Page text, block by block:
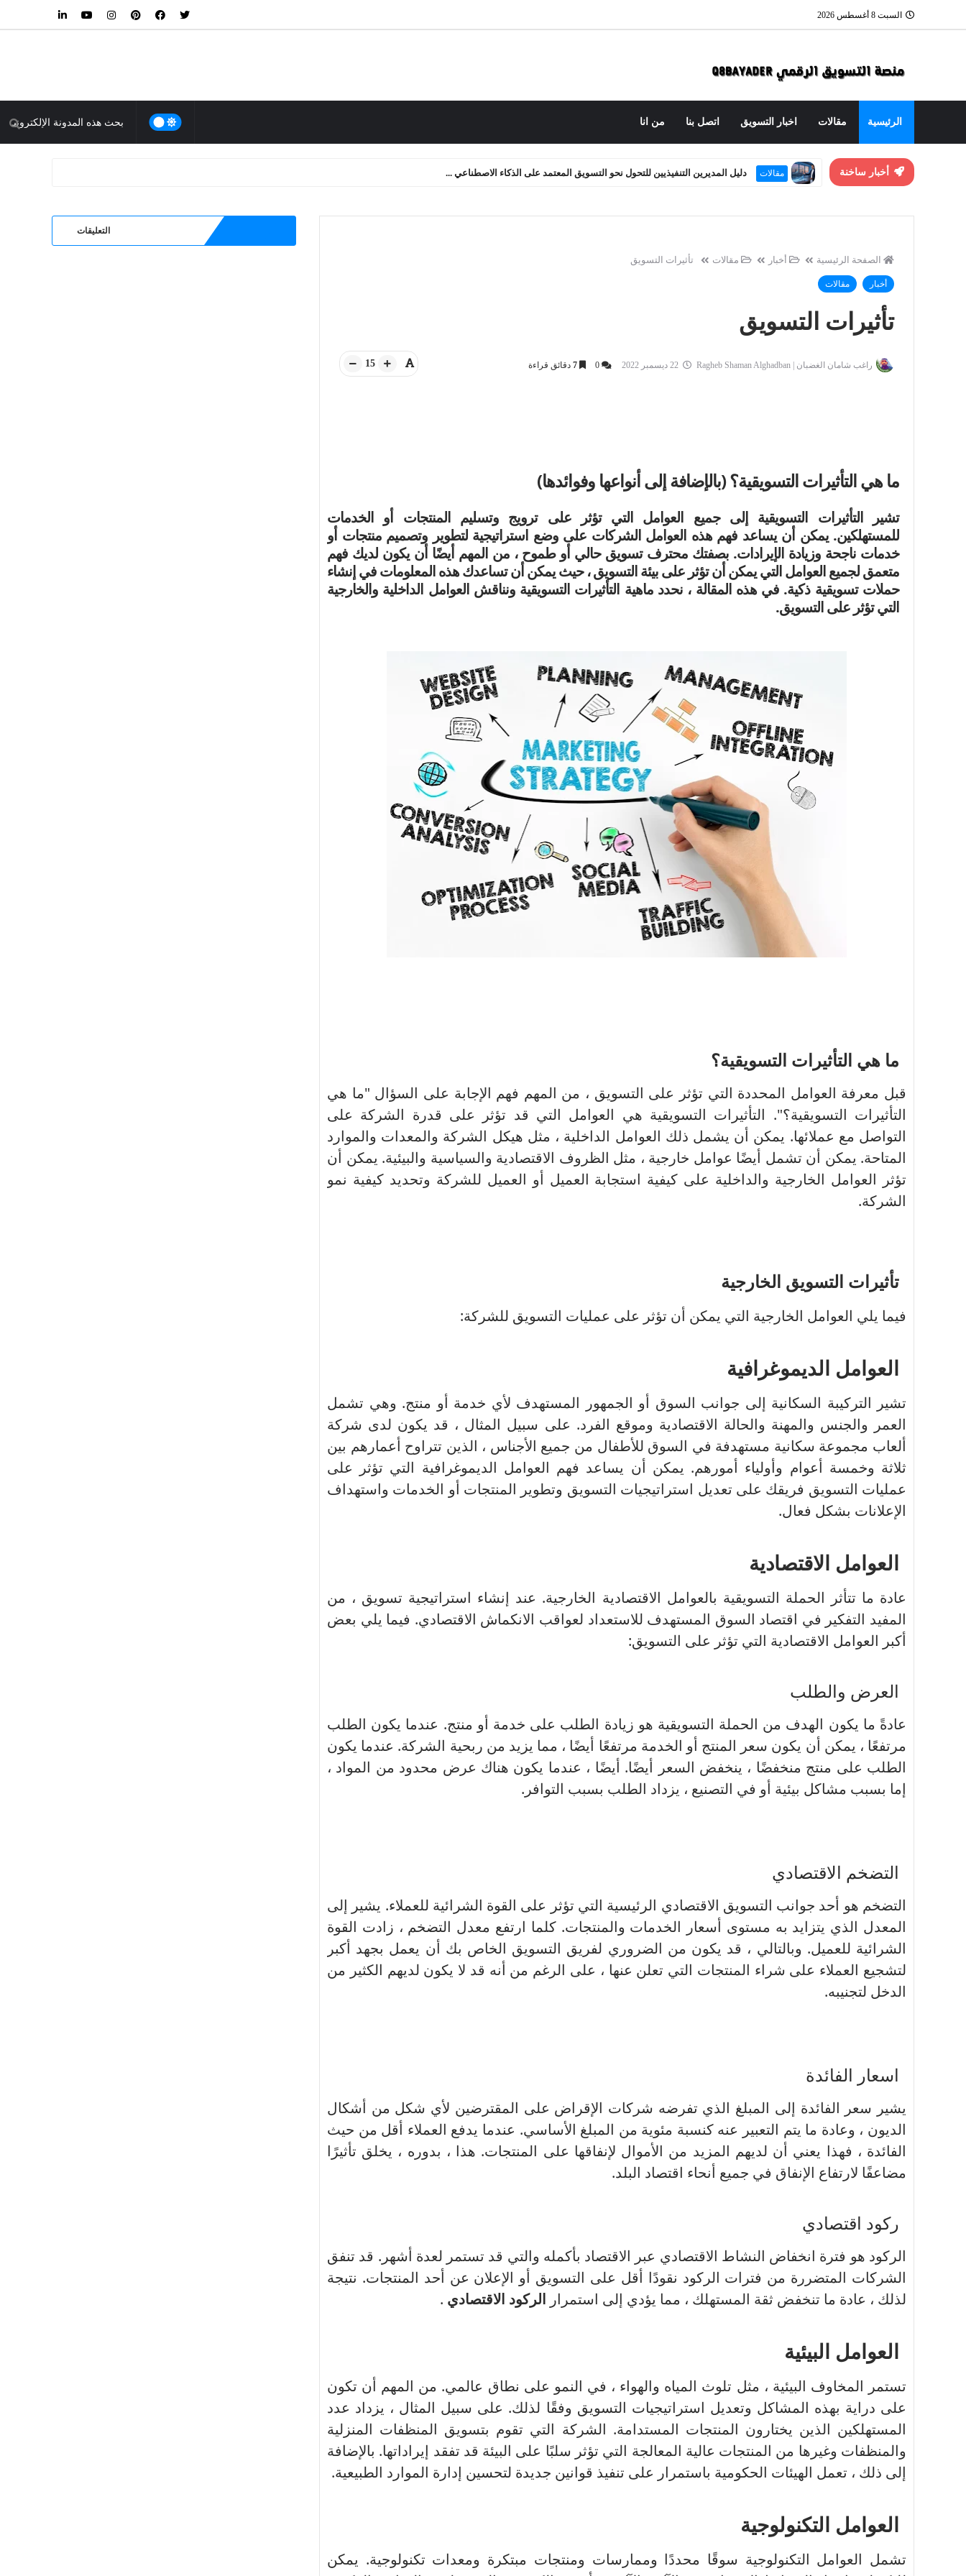
السبت 8 أغسطس 2026
الرئيسية مقالات اخبار التسويق اتصل بنا من انا
أخبار ساخنة مقالات العنوان الاستراتيجي: هندسة التدفق النقدي: كيف أعدنا صياغة الأصول الرقمية ...
الصفحة الرئيسية أخبار مقالات تأثيرات التسويق
أخبار مقالات
تأثيرات التسويق
راغب شامان الغضبان | Ragheb Shaman Alghadban 0
7 دقائق قراءة 15
ما هي التأثيرات التسويقية؟(بالإضافة إلى أنواعها وفوائدها)
تشير التأثيرات التسويقية إلى جميع العوامل التي تؤثر على ترويج وتسليم المنتجات أو الخدمات
للمستهلكين.يمكن أن يساعد فهم هذه العوامل الشركات على وضع استراتيجية لتطوير وتصميم منتجات أو
خدمات ناجحة وزيادة الإيرادات. بصفتك محترف تسويق حالي أو طموح ، من المهم أيضًا أن يكون لديك فهم
متعمق لجميع العوامل التي يمكن أن تؤثر على بيئة التسويق ، حيث يمكن أن تساعدك هذه المعلومات في إنشاء
حملات تسويقية ذكية. في هذه المقالة ، نحدد ماهية التأثيرات التسويقية ونناقش العوامل الداخلية والخارجية
التي تؤثر على التسويق.
ما هي التأثيرات التسويقية؟
قبل معرفة العوامل المحددة التي تؤثر على التسويق ، من المهم فهم الإجابة على السؤال "ما هي
التأثيرات التسويقية؟". التأثيرات التسويقية هي العوامل التي قد تؤثر على قدرة الشركة على
التواصل مع عملائها. يمكن أن يشمل ذلك العوامل الداخلية ، مثل هيكل الشركة والمعدات والموارد
المتاحة. يمكن أن تشمل أيضًا عوامل خارجية ، مثل الظروف الاقتصادية والسياسية والبيئية. يمكن أن
تؤثر العوامل الخارجية والداخلية على كيفية استجابة العميل أو العميل للشركة وتحديد كيفية نمو
الشركة.
تأثيرات التسويق الخارجية
فيما يلي العوامل الخارجية التي يمكن أن تؤثر على عمليات التسويق للشركة:
العوامل الديموغرافية
تشير التركيبة السكانية إلى جوانب السوق أو الجمهور المستهدف لأي خدمة أو منتج. وهي تشمل
العمر والجنس والمهنة والحالة الاقتصادية وموقع الفرد. على سبيل المثال ، قد يكون لدى شركة
ألعاب مجموعة سكانية مستهدفة في السوق للأطفال من جميع الأجناس ، الذين تتراوح أعمارهم بين
ثلاثة وخمسة أعوام وأولياء أمورهم. يمكن أن يساعد فهم العوامل الديموغرافية التي تؤثر على
عمليات التسويق فريقك على تعديل استراتيجيات التسويق وتطوير المنتجات أو الخدمات واستهداف
الإعلانات بشكل فعال.
العوامل الاقتصادية
عادة ما تتأثر الحملة التسويقية بالعوامل الاقتصادية الخارجية. عند إنشاء استراتيجية تسويق ، من
المفيد التفكير في اقتصاد السوق المستهدف للاستعداد لعواقب الانكماش الاقتصادي. فيما يلي بعض
أكبر العوامل الاقتصادية التي تؤثر على التسويق:
العرض والطلب
عادةً ما يكون الهدف من الحملة التسويقية هو زيادة الطلب على خدمة أو منتج. عندما يكون الطلب
مرتفعًا ، يمكن أن يكون سعر المنتج أو الخدمة مرتفعًا أيضًا ، مما يزيد من ربحية الشركة. عندما يكون
الطلب على منتج منخفضًا ، ينخفض ​​السعر أيضًا. أيضًا ، عندما يكون هناك عرض محدود من المواد ،
إما بسبب مشاكل بيئية أو في التصنيع ، يزداد الطلب بسبب التوافر.
التضخم الاقتصادي
التضخم هو أحد جوانب التسويق الاقتصادي الرئيسية التي تؤثر على القوة الشرائية للعملاء. يشير إلى
المعدل الذي يتزايد به مستوى أسعار الخدمات والمنتجات.كلما ارتفع معدل التضخم ، زادت القوة
الشرائية للعميل. وبالتالي ، قد يكون من الضروري لفريق التسويق الخاص بك أن يعمل بجهد أكبر
لتشجيع العملاء على شراء المنتجات التي تعلن عنها ، على الرغم من أنه قد لا يكون لديهم الكثير من
الدخل لتجنيبه.
اسعار الفائدة
يشير سعر الفائدة إلى المبلغ الذي تفرضه شركات الإقراض على المقترضين لأي شكل من أشكال
الديون ، وعادة ما يتم التعبير عنه كنسبة مئوية من المبلغ الأساسي. عندما يدفع العملاء أقل من حيث
الفائدة ، فهذا يعني أن لديهم المزيد من الأموال لإنفاقها على المنتجات. هذا ، بدوره ، يخلق تأثيرًا
مضاعفًا لارتفاع الإنفاق في جميع أنحاء اقتصاد البلد.
ركود اقتصادي
الركود هو فترة انخفاض النشاط الاقتصادي عبر الاقتصاد بأكمله والتي قد تستمر لعدة أشهر. قد تنفق
الشركات المتضررة من فترات الركود نقودًا أقل على التسويق أو الإعلان عن أحد المنتجات. نتيجة
لذلك ، عادة ما تنخفض ثقة المستهلك ، مما يؤدي إلى استمرار الركود الاقتصادي .
العوامل البيئية
تستمر المخاوف البيئية ، مثل تلوث المياه والهواء ، في النمو على نطاق عالمي. من المهم أن تكون
على دراية بهذه المشاكل وتعديل استراتيجيات التسويق وفقًا لذلك. على سبيل المثال ، يزداد عدد
المستهلكين الذين يختارون المنتجات المستدامة. الشركة التي تقوم بتسويق المنظفات المنزلية
والمنظفات وغيرها من المنتجات عالية المعالجة التي تؤثر سلبًا على البيئة قد تفقد إيراداتها. بالإضافة
إلى ذلك ، تعمل الهيئات الحكومية باستمرار على تنفيذ قوانين جديدة لتحسين إدارة الموارد الطبيعية.
العوامل التكنولوجية
تشمل العوامل التكنولوجية سوقًا محددًا وممارسات ومنتجات مبتكرة ومعدات تكنولوجية. يمكن
التعليقات